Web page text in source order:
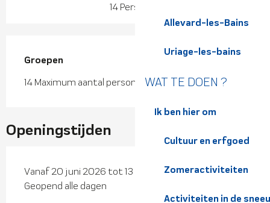
Allevard-les-Bains
Uriage-les-bains
WAT TE DOEN ?
Ik ben hier om
Cultuur en erfgoed
Zomeractiviteiten
Activiteiten in de
14 Personen
Groepen
Groepen
14 Maximum aantal personen
Openingstijden
Vanaf 20 juni 2026 tot 13 september 2026 -
Geopend alle dagen